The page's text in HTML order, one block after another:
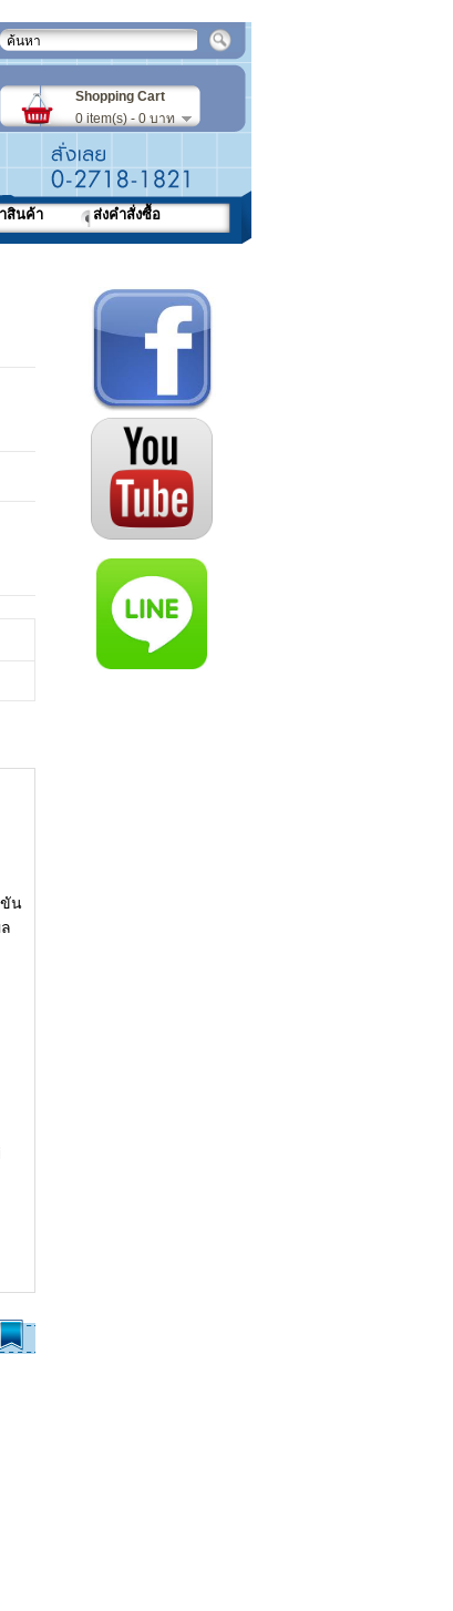
Shopping Cart
0 item(s) - 0 บาท
สินค้า ส่งคำสั่งซื้อ
ขัน